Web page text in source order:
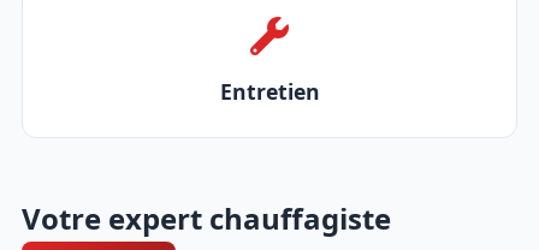
Entretien
Votre expert chauffagiste